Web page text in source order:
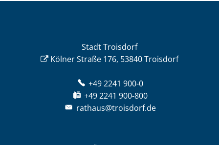
Stadt Troisdorf
Kölner Straße 176, 53840 Troisdorf
+49 2241 900-0
+49 2241 900-800
rathaus@troisdorf.de